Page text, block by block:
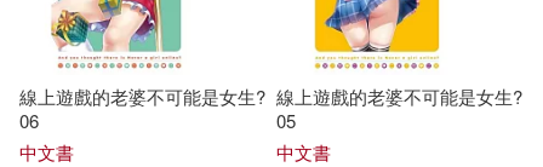
線上遊戲的老婆不可能是女生?
06
中文書
線上遊戲的老婆不可能是女生?
05
中文書